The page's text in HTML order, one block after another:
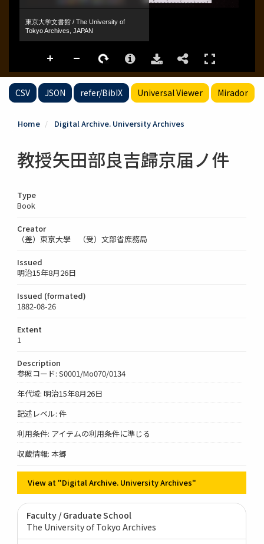
CSV JSON refer/BibIX Universal Viewer Mirador
Home Digital Archive. University Archives
教授矢田部良吉歸京届ノ件
Type
Book
Creator
（差）東京大學 （受）文部省庶務局
Issued
明治15年8月26日
Issued (formated)
1882-08-26
Extent
1
Description
参照コード: S0001/Mo070/0134
年代域: 明治15年8月26日
記述レベル: 件
利用条件: アイテムの利用条件に準じる
収蔵情報: 本郷
View at "Digital Archive. University Archives"
Faculty / Graduate School
The University of Tokyo Archives